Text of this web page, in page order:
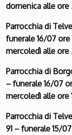
domenica alle
Parrocchia di
funerale 16/07
mercoledì alle
Parrocchia di
– funerale 16/07
mercoledì alle ore
Parrocchia di
91 – funerale 15/